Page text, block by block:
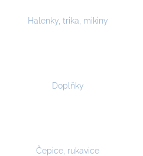
Halenky, trika, mikiny
Doplňky
Čepice, rukavice